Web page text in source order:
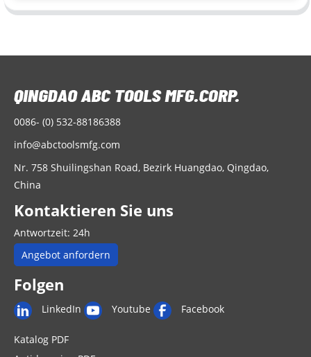
0086- (0) 532-88186388
info@abctoolsmfg.com
Nr. 758 Shuilingshan Road, Bezirk Huangdao, Qingdao,
China
Kontaktieren Sie uns
Antwortzeit: 24h
Angebot anfordern
Folgen
LinkedIn Youtube Facebook
Katalog PDF